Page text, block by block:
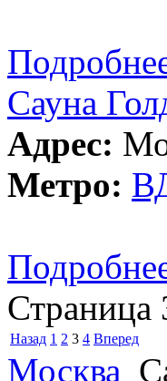
Сауна
Адрес:
Метро:
Страница
Назад 1 2 3 4 Вперед
Москва